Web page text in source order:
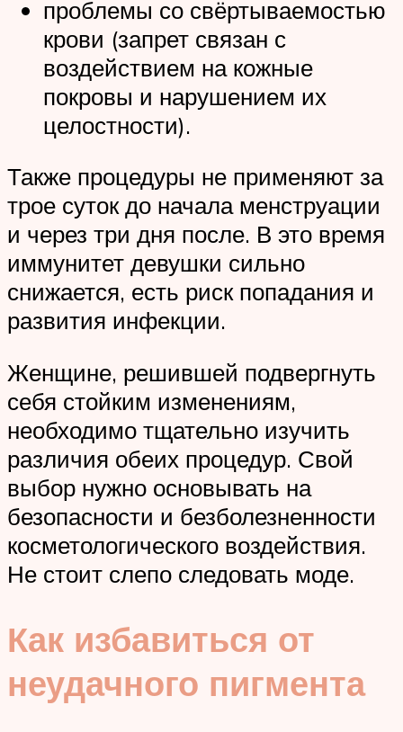
проблемы со свёртываемостью
крови (запрет связан с
воздействием на кожные
покровы и нарушением их
целостности).
Также процедуры не применяют за
трое суток до начала менструации
и через три дня после. В это время
иммунитет девушки сильно
снижается, есть риск попадания и
развития инфекции.
Женщине, решившей подвергнуть
себя стойким изменениям,
необходимо тщательно изучить
различия обеих процедур. Свой
выбор нужно основывать на
безопасности и безболезненности
косметологического воздействия.
Не стоит слепо следовать моде.
Как избавиться от
неудачного пигмента